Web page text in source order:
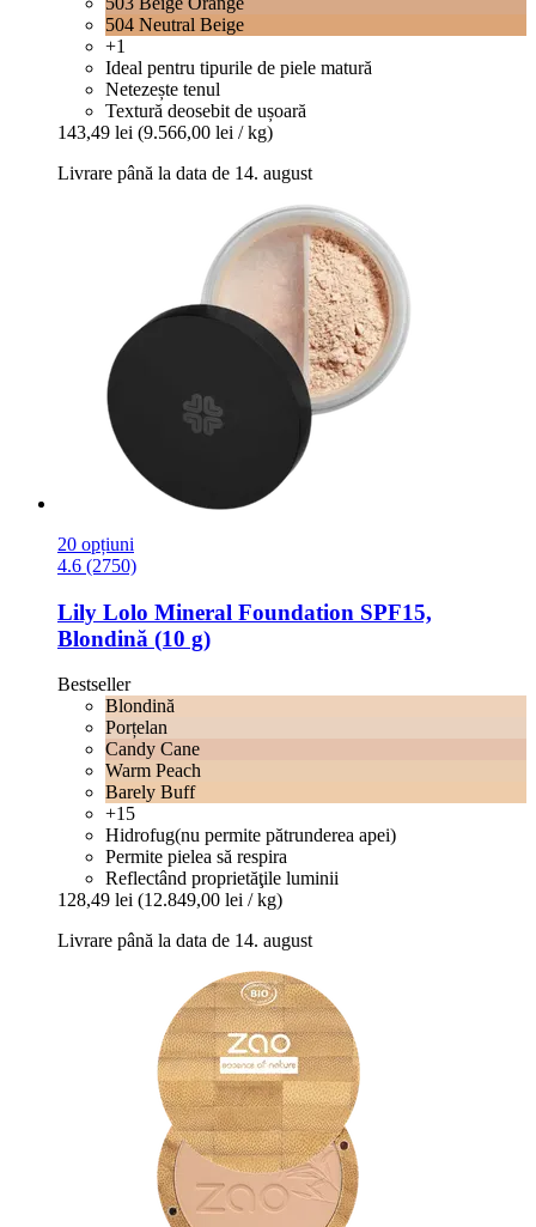
504 Neutral Beige
+1
Ideal pentru tipurile de piele matură
Netezește tenul
Textură deosebit de ușoară
143,49 lei (9.566,00 lei / kg)
Livrare până la data de 14. august
20 opțiuni
4.6 (2750)
Lily Lolo Mineral Foundation SPF15,
Blondină (10 g)
Bestseller
Blondină
Porțelan
Candy Cane
Warm Peach
Barely Buff
+15
Hidrofug(nu permite pătrunderea apei)
Permite pielea să respira
Reflectând proprietăţile luminii
128,49 lei (12.849,00 lei / kg)
Livrare până la data de 14. august